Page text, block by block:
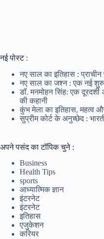
नई पोस्ट :
नए साल का इतिहास :
नए साल का जश्न : एक नई
डॉ. मनमोहन सिंह: एक दूरदर्शी
की कहानी
कुंभ मेला का इतिहास, महत्व और
सुप्रीम कोर्ट के अनुच्छेद :
अपने पसंद का टॉपिक चुने :
Business
Health Tips
sports
आध्यात्मिक ज्ञान
इंटरनेट
इंटरनेट
इतिहास
एजुकेशन
करियर